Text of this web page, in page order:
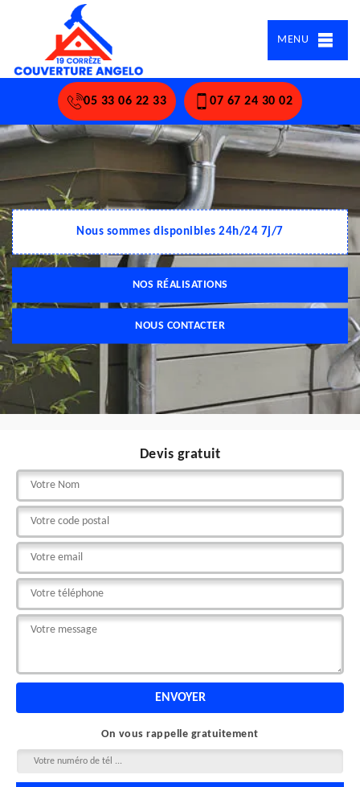
MENU
05 33 06 22 33 07 67 24 30 02
Nous sommes disponibles 24h/24 7j/7
NOS RÉALISATIONS
NOUS CONTACTER
Devis gratuit
On vous rappelle gratuitement